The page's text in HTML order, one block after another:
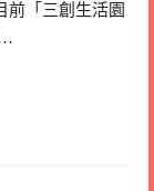
前「三創生活園
…